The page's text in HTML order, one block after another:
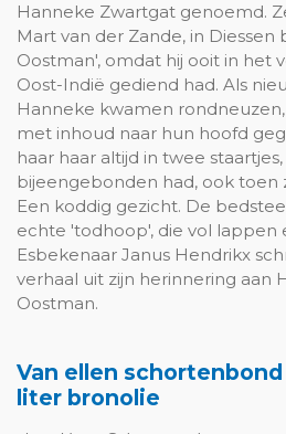
Hanneke Zwartgat genoemd.
Mart van der Zande, in
Oostman', omdat hij ooit in het
Oost-Indië gediend had. Als
Hanneke kwamen
met inhoud naar hun hoofd
haar haar altijd in twee
bij­eengebonden had, ook toen
Een koddig gezicht. De
echte 'todhoop', die vol lappen
Esbekenaar Janus Hendrikx
verhaal uit zijn herinne­ring aan
Oostman.
Van ellen
liter bronolie